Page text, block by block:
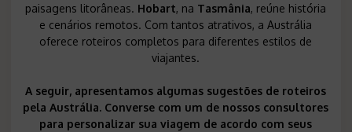
paisagens litorâneas. Hobart, na Tasmânia, reúne história
e cenários remotos. Com tantos atrativos, a Austrália
oferece roteiros completos para diferentes estilos de
viajantes.
A seguir, apresentamos algumas sugestões de roteiros
pela Austrália. Converse com um de nossos consultores
para personalizar sua viagem de acordo com seus